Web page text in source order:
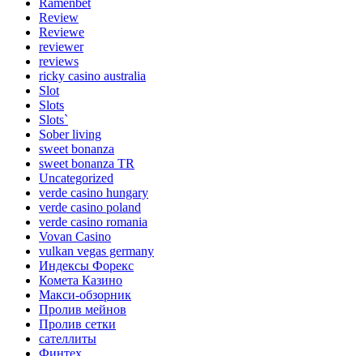
Review
Reviewe
reviewer
reviews
ricky casino australia
Slot
Slots
Slots`
Sober living
sweet bonanza
sweet bonanza TR
Uncategorized
verde casino hungary
verde casino poland
verde casino romania
Vovan Casino
vulkan vegas germany
Индексы Форекс
Комета Казино
Макси-обзорник
Пролив мейнов
Пролив сетки
сателлиты
Финтех